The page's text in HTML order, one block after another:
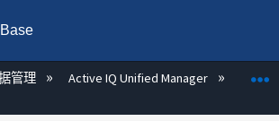
局层次
管理 Active IQ Unified Manager